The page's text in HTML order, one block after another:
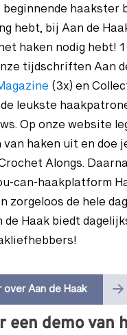
haakster
hebt, bij Aan de
haken nodig hebt!
tijdschriften Aan
(3x) en
leukste
Op onze website
haken uit en doe
Alongs.
can-haakplatform
zorgeloos de hele
de Haak biedt
Aan de Haak
een demo van